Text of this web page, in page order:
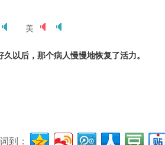
美
久以后，那个病人慢慢地恢复了活力。
到：